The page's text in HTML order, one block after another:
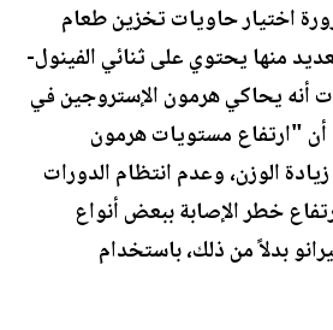
اختيار حاويات تخزين طعام
منها يحتوي على ثنائي الفينول-
أنه يحاكي هرمون الإستروجين في
أن "ارتفاع مستويات هرمون
الوزن، وعدم انتظام الدورات
خطر الإصابة ببعض أنواع
بدلاً من ذلك، باستخدام